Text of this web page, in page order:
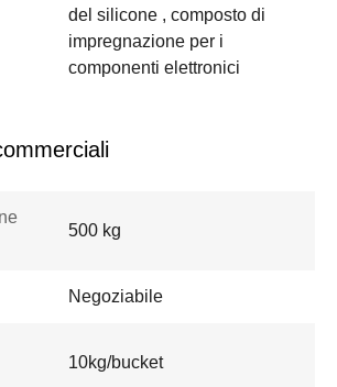
del silicone , composto di
impregnazione per i
componenti elettronici
500 kg
Negoziabile
10kg/bucket